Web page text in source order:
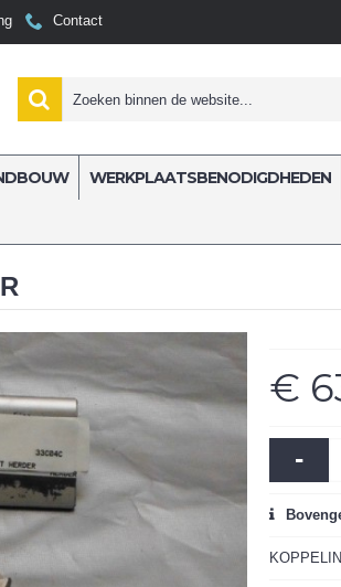
Contact
WERKPLAATSBENODIGDHEDEN
€
-